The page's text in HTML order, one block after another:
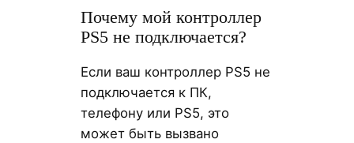
Почему мой контроллер
PS5 не подключается?
Если ваш контроллер PS5 не
подключается к ПК,
телефону или PS5, это
может быть вызвано